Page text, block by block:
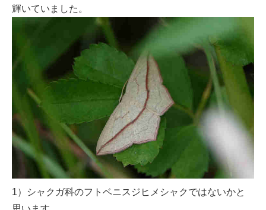
輝いていました。
1）シャクガ科のフトベニスジヒメシャクではないかと